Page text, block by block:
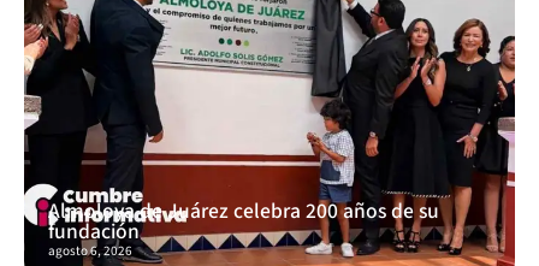
Almoloya de Juárez celebra 200 años de su
fundación
agosto 6, 2026